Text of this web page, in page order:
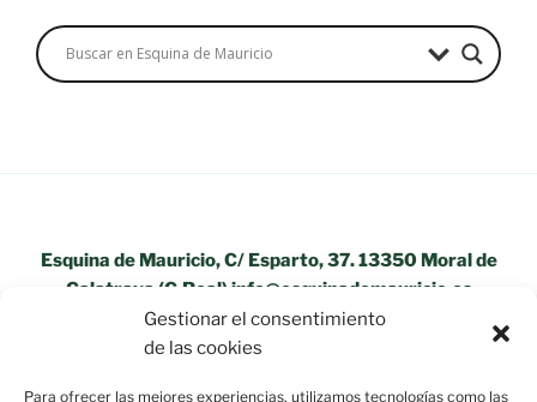
Gestionar el consentimiento
de las cookies
Para ofrecer las mejores experiencias, utilizamos tecnologías como las
Esquina de Mauricio, C/ Esparto, 37. 13350 Moral de
Calatrava (C.Real) info@esquinademauricio.es
«Aviso Legal»